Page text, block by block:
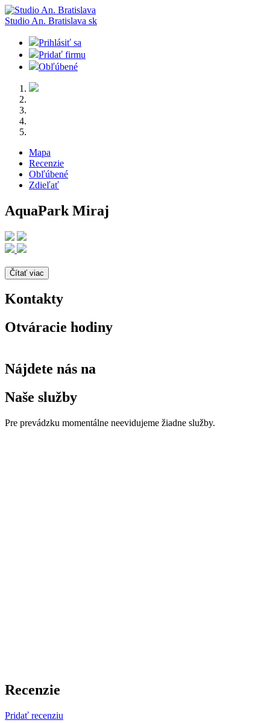
Studio An. Bratislava sk
Prihlásiť sa
Pridať firmu
Obľúbené
Mapa
Recenzie
Obľúbené
Zdieľať
AquaPark Miraj
Čítať viac
Kontakty
Otváracie hodiny
Nájdete nás na
Naše služby
Pre prevádzku momentálne neevidujeme žiadne služby.
Recenzie
Pridať recenziu